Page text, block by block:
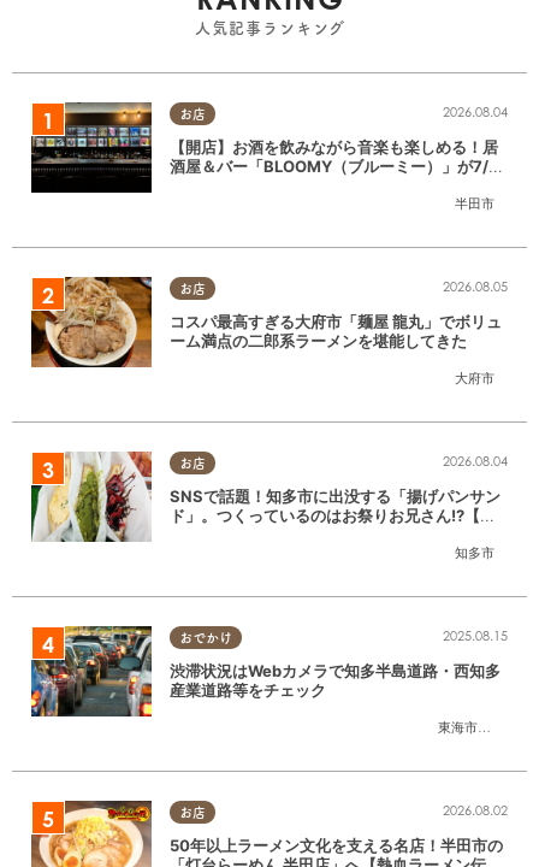
人気記事ランキング
お店
半田市
2026.08.04
【開店】お酒を飲みながら音楽も楽しめる！居
酒屋＆バー「BLOOMY（ブルーミー）」が7/3
お店
大府市
2026.08.05
コスパ最高すぎる大府市「麺屋 龍丸」でボリュ
ーム満点の二郎系ラーメンを堪能してきた
お店
知多市
2026.08.04
SNSで話題！知多市に出没する「揚げパンサン
ド」。つくっているのはお祭りお兄さん!?【ち
おでかけ
東海市
,大府市
2025.08.15
渋滞状況はWebカメラで知多半島道路・西知多
産業道路等をチェック
お店 2026.08.02
50年以上ラーメン文化を支える名店！半田市の